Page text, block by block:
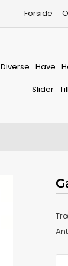
Forside
Diverse Have
Slider